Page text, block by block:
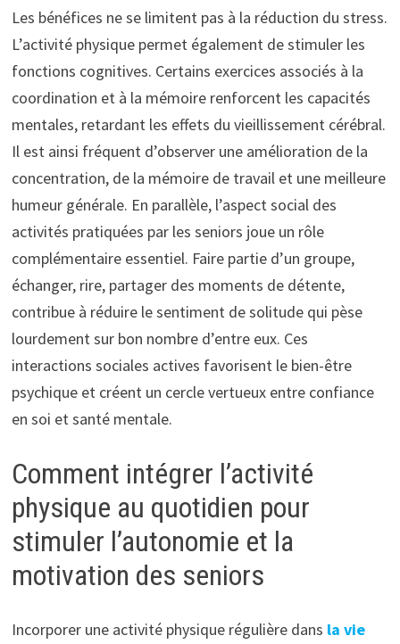
Les bénéfices ne se limitent pas à la réduction du stress.
L’activité physique permet également de stimuler les
fonctions cognitives. Certains exercices associés à la
coordination et à la mémoire renforcent les capacités
mentales, retardant les effets du vieillissement cérébral.
Il est ainsi fréquent d’observer une amélioration de la
concentration, de la mémoire de travail et une meilleure
humeur générale. En parallèle, l’aspect social des
activités pratiquées par les seniors joue un rôle
complémentaire essentiel. Faire partie d’un groupe,
échanger, rire, partager des moments de détente,
contribue à réduire le sentiment de solitude qui pèse
lourdement sur bon nombre d’entre eux. Ces
interactions sociales actives favorisent le bien-être
psychique et créent un cercle vertueux entre confiance
en soi et santé mentale.
Comment intégrer l’activité
physique au quotidien pour
stimuler l’autonomie et la
motivation des seniors
Incorporer une activité physique régulière dans la vie